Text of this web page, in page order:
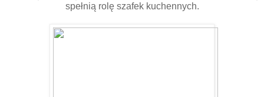
spełnią rolę szafek kuchennych.